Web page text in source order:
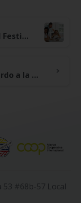
Escribe tu cuento para el Festival de la alegría, los valores y el arte. Premiaremos a los hijos de nuestros asociados
Cómo ahorrar de acuerdo a la edad: claves para hacerlo a los 20, 30, 40 y más
53 #68b-57 Local